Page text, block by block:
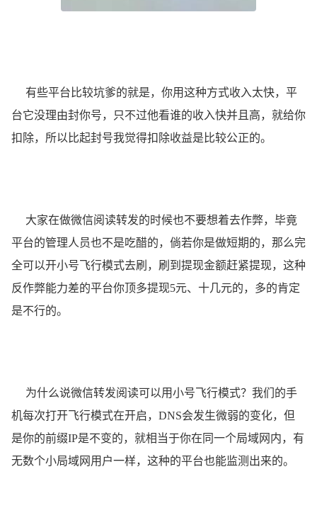
有些平台比较坑爹的就是，你用这种方式收入太快，平
台它没理由封你号，只不过他看谁的收入快并且高，就给你
扣除，所以比起封号我觉得扣除收益是比较公正的。
大家在做微信阅读转发的时候也不要想着去作弊，毕竟
平台的管理人员也不是吃醋的，倘若你是做短期的，那么完
全可以开小号飞行模式去刷，刷到提现金额赶紧提现，这种
反作弊能力差的平台你顶多提现5元、十几元的，多的肯定
是不行的。
为什么说微信转发阅读可以用小号飞行模式？我们的手
机每次打开飞行模式在开启，DNS会发生微弱的变化，但
是你的前缀IP是不变的，就相当于你在同一个局域网内，有
无数个小局域网用户一样，这种的平台也能监测出来的。